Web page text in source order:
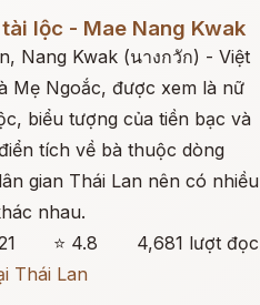
lộc - Mae Nang Kwak
Nang Kwak (นางกวัก) - Việt
Mẹ Ngoắc, được xem là nữ
biểu tượng của tiền bạc và
tích về bà thuộc dòng
gian Thái Lan nên có nhiều
nhau.
⭐ 4.8
4,681 lượt đọc
Thái Lan